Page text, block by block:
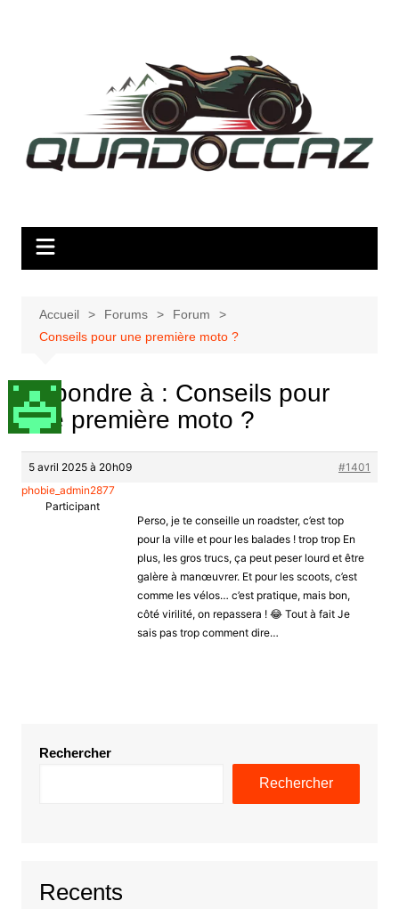
Accueil Forums
Forum
Conseils pour une première moto ?
Répondre à : Conseils pour
une première moto ?
5 avril 2025 à 20h09
#1401
phobie_admin2877
Participant
Perso, je te conseille un roadster, c’est top
pour la ville et pour les balades ! trop trop En
plus, les gros trucs, ça peut peser lourd et être
galère à manœuvrer. Et pour les scoots, c’est
comme les vélos… c’est pratique, mais bon,
côté virilité, on repassera ! 😂 Tout à fait Je
sais pas trop comment dire…
Rechercher
Rechercher
Recents